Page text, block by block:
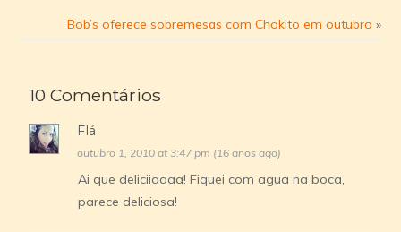
Bob’s oferece sobremesas com Chokito em outubro »
10 Comentários
Flá
outubro 1, 2010 at 3:47 pm (16 anos ago)
Ai que deliciiaaaa! Fiquei com agua na boca,
parece deliciosa!